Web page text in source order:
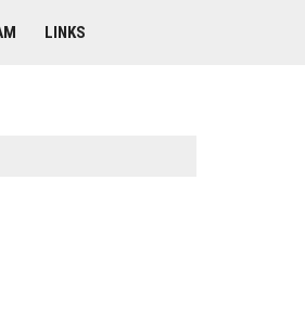
LINKS